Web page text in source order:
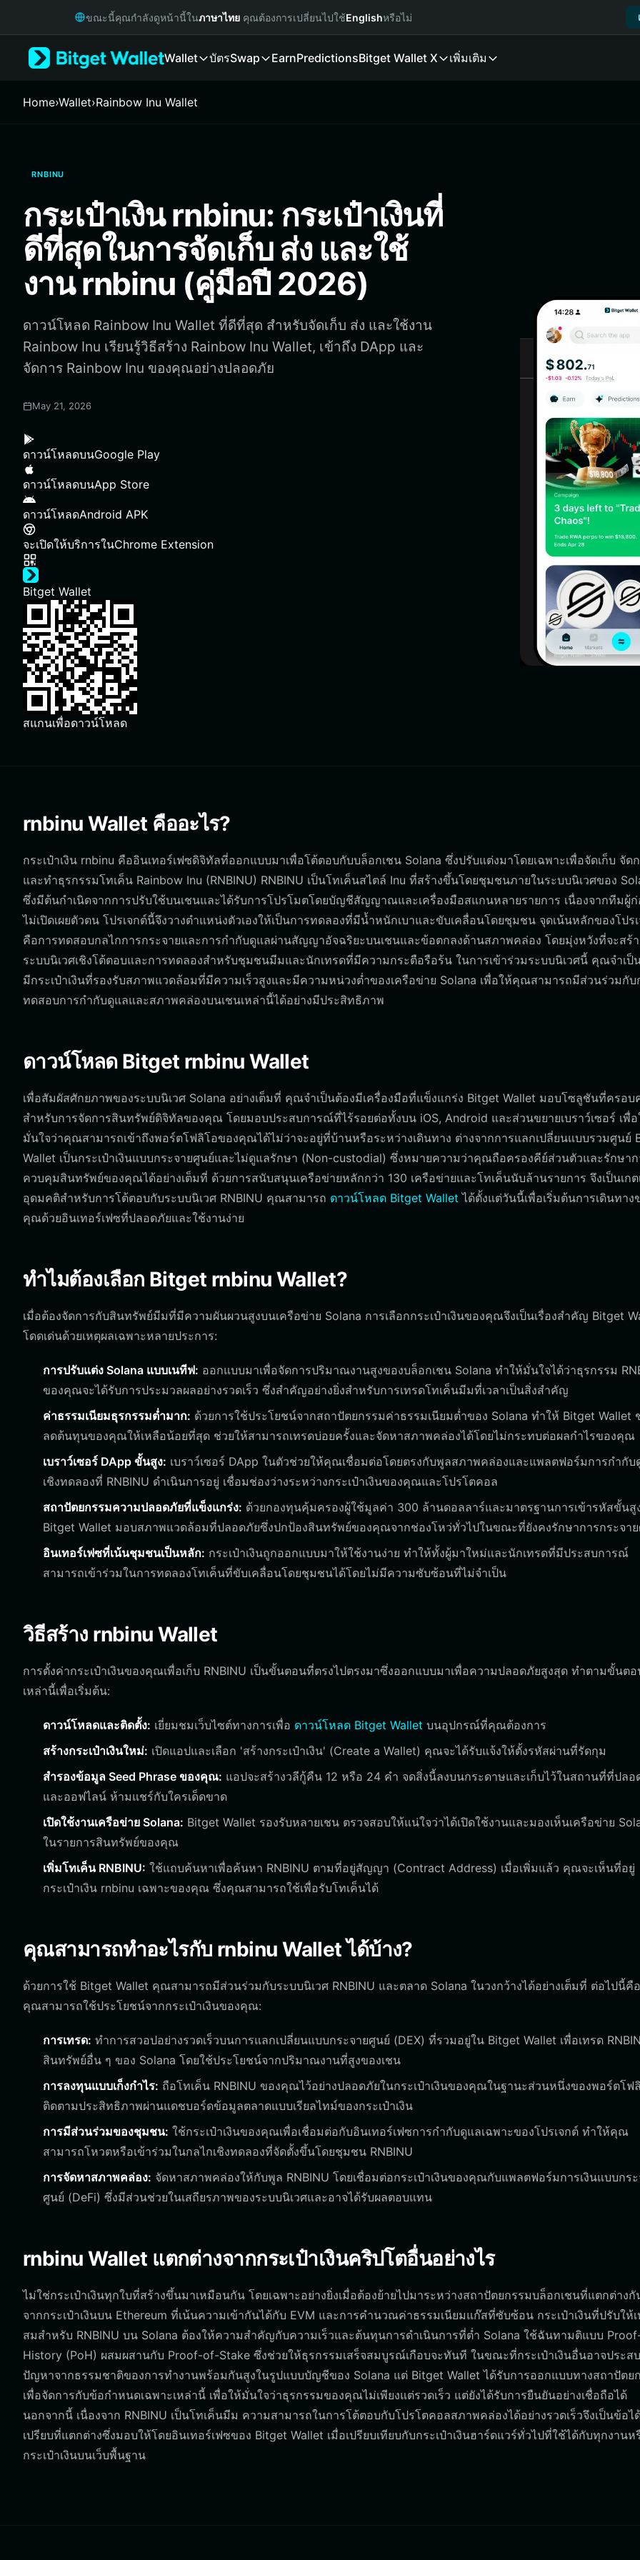
Русский
Italiano
繁體中文
Português (Portugal)
Bahasa Indonesia
ภาษาไทย
Español
Português (Brasil)
Español (Argentina)
ขณะนี้คุณกำลังดูหน้านี้ในภาษาไทย คุณต้องการเปลี่ยนไปใช้Englishหรือไม่
Wallet บัตรSwap EarnPredictionsBitget Wallet X เพิ่มเติม
Home›Wallet›Rainbow Inu Wallet
RNBINU
กระเป๋าเงิน rnbinu: กระเป๋าเงินที่
ดีที่สุดในการจัดเก็บ ส่ง และใช้
งาน rnbinu (คู่มือปี 2026)
ดาวน์โหลด Rainbow Inu Wallet ที่ดีที่สุด สำหรับจัดเก็บ ส่ง และใช้งาน
Rainbow Inu เรียนรู้วิธีสร้าง Rainbow Inu Wallet, เข้าถึง DApp และ
จัดการ Rainbow Inu ของคุณอย่างปลอดภัย
May 21, 2026
ดาวน์โหลดบนGoogle Play
ดาวน์โหลดบนApp Store
ดาวน์โหลดAndroid APK
จะเปิดให้บริการในChrome Extension
Bitget Wallet
สแกนเพื่อดาวน์โหลด
rnbinu Wallet คืออะไร?
กระเป๋าเงิน rnbinu คืออินเทอร์เฟซดิจิทัลที่ออกแบบมาเพื่อโต้ตอบกับบล็อกเชน Solana ซึ่งปรับแต่งมาโดยเฉพาะเพื่อจัดเก็บ จัด
และทำธุรกรรมโทเค็น Rainbow Inu (RNBINU) RNBINU เป็นโทเค็นสไตล์ Inu ที่สร้างขึ้นโดยชุมชนภายในระบบนิเวศของ
ซึ่งมีต้นกำเนิดจากการปรับใช้บนเชนและได้รับการโปรโมตโดยบัญชีสัญญาณและเครื่องมือสแกนหลายรายการ เนื่องจากทีมผู้ก่
ไม่เปิดเผยตัวตน โปรเจกต์นี้จึงวางตำแหน่งตัวเองให้เป็นการทดลองที่มีน้ำหนักเบาและขับเคลื่อนโดยชุมชน จุดเน้นหลักของโปร
คือการทดสอบกลไกการกระจายและการกำกับดูแลผ่านสัญญาอัจฉริยะบนเชนและข้อตกลงด้านสภาพคล่อง โดยมุ่งหวังที่จะสร้า
ระบบนิเวศเชิงโต้ตอบและการทดลองสำหรับชุมชนมีมและนักเทรดที่มีความกระตือรือร้น ในการเข้าร่วมระบบนิเวศนี้ คุณจำเป็
มีกระเป๋าเงินที่รองรับสภาพแวดล้อมที่มีความเร็วสูงและมีความหน่วงต่ำของเครือข่าย Solana เพื่อให้คุณสามารถมีส่วนร่วมกับ
ทดสอบการกำกับดูแลและสภาพคล่องบนเชนเหล่านี้ได้อย่างมีประสิทธิภาพ
ดาวน์โหลด Bitget rnbinu Wallet
เพื่อสัมผัสศักยภาพของระบบนิเวศ Solana อย่างเต็มที่ คุณจำเป็นต้องมีเครื่องมือที่แข็งแกร่ง Bitget Wallet มอบโซลูชันที่ครอบ
สำหรับการจัดการสินทรัพย์ดิจิทัลของคุณ โดยมอบประสบการณ์ที่ไร้รอยต่อทั้งบน iOS, Android และส่วนขยายเบราว์เซอร์ เพื่อ
มั่นใจว่าคุณสามารถเข้าถึงพอร์ตโฟลิโอของคุณได้ไม่ว่าจะอยู่ที่บ้านหรือระหว่างเดินทาง ต่างจากการแลกเปลี่ยนแบบรวมศูนย์
Wallet เป็นกระเป๋าเงินแบบกระจายศูนย์และไม่ดูแลรักษา (Non-custodial) ซึ่งหมายความว่าคุณถือครองคีย์ส่วนตัวและรักษาก
ควบคุมสินทรัพย์ของคุณได้อย่างเต็มที่ ด้วยการสนับสนุนเครือข่ายหลักกว่า 130 เครือข่ายและโทเค็นนับล้านรายการ จึงเป็นเกต
อุดมคติสำหรับการโต้ตอบกับระบบนิเวศ RNBINU คุณสามารถ ดาวน์โหลด Bitget Wallet ได้ตั้งแต่วันนี้เพื่อเริ่มต้นการเดินทาง
คุณด้วยอินเทอร์เฟซที่ปลอดภัยและใช้งานง่าย
ทำไมต้องเลือก Bitget rnbinu Wallet?
เมื่อต้องจัดการกับสินทรัพย์มีมที่มีความผันผวนสูงบนเครือข่าย Solana การเลือกกระเป๋าเงินของคุณจึงเป็นเรื่องสำคัญ Bitget
โดดเด่นด้วยเหตุผลเฉพาะหลายประการ:
การปรับแต่ง Solana แบบเนทีฟ: ออกแบบมาเพื่อจัดการปริมาณงานสูงของบล็อกเชน Solana ทำให้มั่นใจได้ว่าธุรกรรม
ของคุณจะได้รับการประมวลผลอย่างรวดเร็ว ซึ่งสำคัญอย่างยิ่งสำหรับการเทรดโทเค็นมีมที่เวลาเป็นสิ่งสำคัญ
ค่าธรรมเนียมธุรกรรมต่ำมาก: ด้วยการใช้ประโยชน์จากสถาปัตยกรรมค่าธรรมเนียมต่ำของ Solana ทำให้ Bitget Wallet
ลดต้นทุนของคุณให้เหลือน้อยที่สุด ช่วยให้สามารถเทรดบ่อยครั้งและจัดหาสภาพคล่องได้โดยไม่กระทบต่อผลกำไรของคุณ
เบราว์เซอร์ DApp ขั้นสูง: เบราว์เซอร์ DApp ในตัวช่วยให้คุณเชื่อมต่อโดยตรงกับพูลสภาพคล่องและแพลตฟอร์มการกำกับ
เชิงทดลองที่ RNBINU ดำเนินการอยู่ เชื่อมช่องว่างระหว่างกระเป๋าเงินของคุณและโปรโตคอล
สถาปัตยกรรมความปลอดภัยที่แข็งแกร่ง: ด้วยกองทุนคุ้มครองผู้ใช้มูลค่า 300 ล้านดอลลาร์และมาตรฐานการเข้ารหัสขั้นสู
Bitget Wallet มอบสภาพแวดล้อมที่ปลอดภัยซึ่งปกป้องสินทรัพย์ของคุณจากช่องโหว่ทั่วไปในขณะที่ยังคงรักษาการกระจา
อินเทอร์เฟซที่เน้นชุมชนเป็นหลัก: กระเป๋าเงินถูกออกแบบมาให้ใช้งานง่าย ทำให้ทั้งผู้มาใหม่และนักเทรดที่มีประสบการณ์
สามารถเข้าร่วมในการทดลองโทเค็นที่ขับเคลื่อนโดยชุมชนได้โดยไม่มีความซับซ้อนที่ไม่จำเป็น
วิธีสร้าง rnbinu Wallet
การตั้งค่ากระเป๋าเงินของคุณเพื่อเก็บ RNBINU เป็นขั้นตอนที่ตรงไปตรงมาซึ่งออกแบบมาเพื่อความปลอดภัยสูงสุด ทำตามขั้นต
เหล่านี้เพื่อเริ่มต้น:
ดาวน์โหลดและติดตั้ง: เยี่ยมชมเว็บไซต์ทางการเพื่อ ดาวน์โหลด Bitget Wallet บนอุปกรณ์ที่คุณต้องการ
สร้างกระเป๋าเงินใหม่: เปิดแอปและเลือก 'สร้างกระเป๋าเงิน' (Create a Wallet) คุณจะได้รับแจ้งให้ตั้งรหัสผ่านที่รัดกุม
สำรองข้อมูล Seed Phrase ของคุณ: แอปจะสร้างวลีกู้คืน 12 หรือ 24 คำ จดสิ่งนี้ลงบนกระดาษและเก็บไว้ในสถานที่ที่ปลอ
และออฟไลน์ ห้ามแชร์กับใครเด็ดขาด
เปิดใช้งานเครือข่าย Solana: Bitget Wallet รองรับหลายเชน ตรวจสอบให้แน่ใจว่าได้เปิดใช้งานและมองเห็นเครือข่าย
ในรายการสินทรัพย์ของคุณ
เพิ่มโทเค็น RNBINU: ใช้แถบค้นหาเพื่อค้นหา RNBINU ตามที่อยู่สัญญา (Contract Address) เมื่อเพิ่มแล้ว คุณจะเห็นที่อยู่
กระเป๋าเงิน rnbinu เฉพาะของคุณ ซึ่งคุณสามารถใช้เพื่อรับโทเค็นได้
คุณสามารถทำอะไรกับ rnbinu Wallet ได้บ้าง?
ด้วยการใช้ Bitget Wallet คุณสามารถมีส่วนร่วมกับระบบนิเวศ RNBINU และตลาด Solana ในวงกว้างได้อย่างเต็มที่ ต่อไปนี้คื
คุณสามารถใช้ประโยชน์จากกระเป๋าเงินของคุณ:
การเทรด: ทำการสวอปอย่างรวดเร็วบนการแลกเปลี่ยนแบบกระจายศูนย์ (DEX) ที่รวมอยู่ใน Bitget Wallet เพื่อเทรด
สินทรัพย์อื่น ๆ ของ Solana โดยใช้ประโยชน์จากปริมาณงานที่สูงของเชน
การลงทุนแบบเก็งกำไร: ถือโทเค็น RNBINU ของคุณไว้อย่างปลอดภัยในกระเป๋าเงินของคุณในฐานะส่วนหนึ่งของพอร์ตโฟ
ติดตามประสิทธิภาพผ่านแดชบอร์ดข้อมูลตลาดแบบเรียลไทม์ของกระเป๋าเงิน
การมีส่วนร่วมของชุมชน: ใช้กระเป๋าเงินของคุณเพื่อเชื่อมต่อกับอินเทอร์เฟซการกำกับดูแลเฉพาะของโปรเจกต์ ทำให้คุณ
สามารถโหวตหรือเข้าร่วมในกลไกเชิงทดลองที่จัดตั้งขึ้นโดยชุมชน RNBINU
การจัดหาสภาพคล่อง: จัดหาสภาพคล่องให้กับพูล RNBINU โดยเชื่อมต่อกระเป๋าเงินของคุณกับแพลตฟอร์มการเงินแบบกระ
ศูนย์ (DeFi) ซึ่งมีส่วนช่วยในเสถียรภาพของระบบนิเวศและอาจได้รับผลตอบแทน
rnbinu Wallet แตกต่างจากกระเป๋าเงินคริปโตอื่นอย่างไร
ไม่ใช่กระเป๋าเงินทุกใบที่สร้างขึ้นมาเหมือนกัน โดยเฉพาะอย่างยิ่งเมื่อต้องย้ายไปมาระหว่างสถาปัตยกรรมบล็อกเชนที่แตกต่างกั
จากกระเป๋าเงินบน Ethereum ที่เน้นความเข้ากันได้กับ EVM และการคำนวณค่าธรรมเนียมแก๊สที่ซับซ้อน กระเป๋าเงินที่ปรับให้
สมสำหรับ RNBINU บน Solana ต้องให้ความสำคัญกับความเร็วและต้นทุนการดำเนินการที่ต่ำ Solana ใช้ฉันทามติแบบ
History (PoH) ผสมผสานกับ Proof-of-Stake ซึ่งช่วยให้ธุรกรรมเสร็จสมบูรณ์เกือบจะทันที ในขณะที่กระเป๋าเงินอื่นอาจประสบ
ปัญหาจากธรรมชาติของการทำงานพร้อมกันสูงในรูปแบบบัญชีของ Solana แต่ Bitget Wallet ได้รับการออกแบบทางสถาปัตย
เพื่อจัดการกับข้อกำหนดเฉพาะเหล่านี้ เพื่อให้มั่นใจว่าธุรกรรมของคุณไม่เพียงแต่รวดเร็ว แต่ยังได้รับการยืนยันอย่างเชื่อถือได้
นอกจากนี้ เนื่องจาก RNBINU เป็นโทเค็นมีม ความสามารถในการโต้ตอบกับโปรโตคอลสภาพคล่องได้อย่างรวดเร็วจึงเป็นข้อไ
เปรียบที่แตกต่างซึ่งมอบให้โดยอินเทอร์เฟซของ Bitget Wallet เมื่อเปรียบเทียบกับกระเป๋าเงินฮาร์ดแวร์ทั่วไปที่ใช้ได้กับทุกงานห
กระเป๋าเงินบนเว็บพื้นฐาน